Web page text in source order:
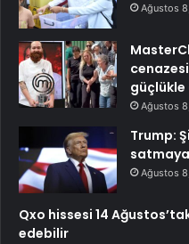
Ağustos
Ağustos
Trump:
Ağustos
Qxo hissesi 14
edebilir